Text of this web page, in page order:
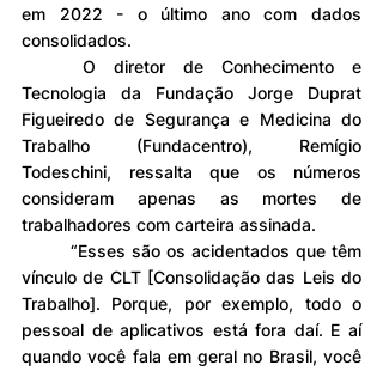
em 2022 - o último ano com dados
consolidados.
Tecnologia da Fundação Jorge Duprat
Figueiredo de Segurança e Medicina do
Trabalho (Fundacentro), Remígio
Todeschini, ressalta que os números
consideram apenas as mortes de
trabalhadores com carteira assinada.
vínculo de CLT [Consolidação das Leis do
Trabalho]. Porque, por exemplo, todo o
pessoal de aplicativos está fora daí. E aí
quando você fala em geral no Brasil, você